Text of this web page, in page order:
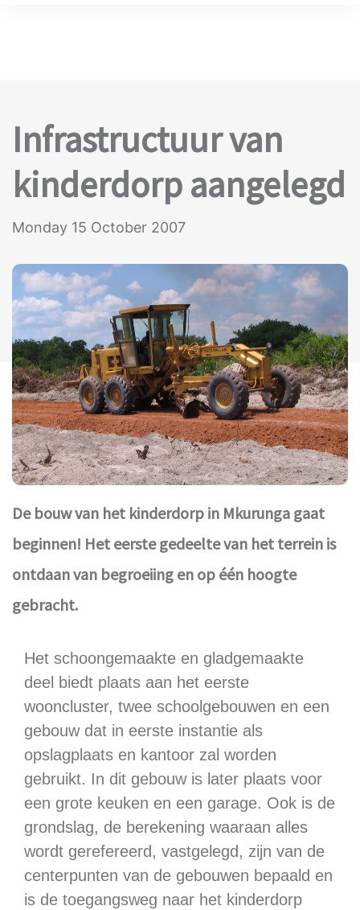
Infrastructuur van
kinderdorp aangelegd
Monday 15 October 2007
De bouw van het kinderdorp in Mkurunga gaat
beginnen! Het eerste gedeelte van het terrein is
ontdaan van begroeiing en op één hoogte
gebracht.
Het schoongemaakte en gladgemaakte
deel biedt plaats aan het eerste
wooncluster, twee schoolgebouwen en een
gebouw dat in eerste instantie als
opslagplaats en kantoor zal worden
gebruikt. In dit gebouw is later plaats voor
een grote keuken en een garage. Ook is de
grondslag, de berekening waaraan alles
wordt gerefereerd, vastgelegd, zijn van de
centerpunten van de gebouwen bepaald en
is de toegangsweg naar het kinderdorp